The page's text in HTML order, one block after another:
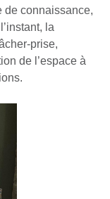
de connaissance,
la
prise,
de l’espace à